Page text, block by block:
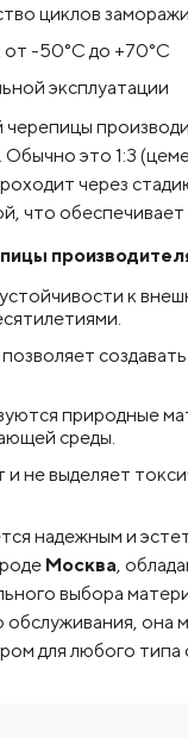
циклов
от -50°C до +70°C
эксплуатации
это 1:3
через
что обеспечивает
к
природные
среды.
не выделяет
надежным и
Москва,
выбора
она
для любого типа